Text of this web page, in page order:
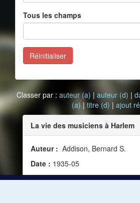
Tous les champs
Réinitialiser
Classer par : auteur (a) | auteur (d) |
(a) | titre (d) | ajout
La vie des musiciens à Harlem
Auteur : Addison, Bernard S.
Date : 1935-05
Source :Jazz Hot, no 3 (mai-juin